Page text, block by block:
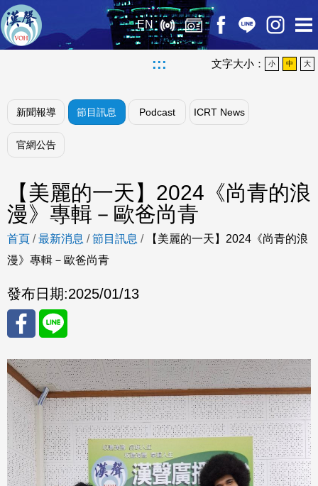
EN
::: 文字大小： 小 中 大
新聞報導 節目訊息 Podcast ICRT News
官網公告
【美麗的一天】2024《尚青的浪
漫》專輯－歐爸尚青
首頁 /最新消息 /節目訊息 /
【美麗的一天】2024《尚青的浪
漫》專輯－歐爸尚青
發布日期:2025/01/13
分享
至
Fac
eBo
ok
分享
至
Line